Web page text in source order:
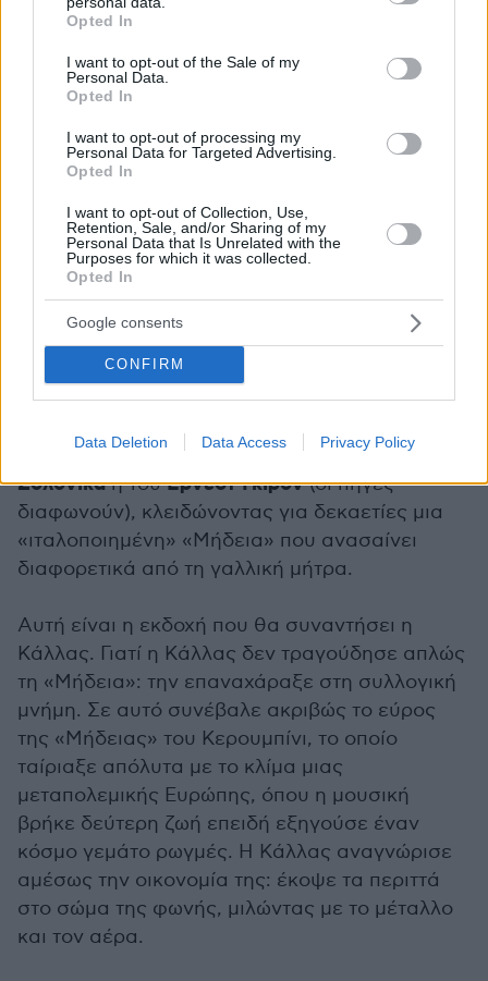
grant or deny consent to Google and its third-party tags to
use your data for below specified purposes in below Google
consent section.
Opted In
I want to opt-out of the Sale of my
Personal Data.
Opted In
I want to opt-out of processing my
Personal Data for Targeted Advertising.
Opted In
I want to opt-out of Collection, Use,
Retention, Sale, and/or Sharing of my
Personal Data that Is Unrelated with the
Purposes for which it was collected.
Opted In
Google consents
CONFIRM
Data Deletion Data Access Privacy Policy
κάθε εποχή έχει τη δική της «Μήδεια».
Κι όμως, για να καταλάβεις το τώρα, πρέπει να
αιώνα οΛουίτζι Κερουμπίνιγράφει τη
«Μήδεια» (Médée) στα γαλλικά, ένα έργο-
πρόδρομη δραματική όπερα με εκτενές
λιμπρέτο. Για περισσότερο από έναν αιώνα το
έργο ακολουθεί μια λαβυρινθώδη διαδρομή:
μεταφράσεις, περικοπές, προσαρμογές. Η
περίφημη ιταλική εκδοχή του 1909 από τον
Κάρλο Τζανφράνκο/Λάτσι
στον Φραντσέσκο Λουτσιάνο ή στον Ερνέστο
στίχους με ρετσιτατίβα τουΦραντσέσκο
Σολόνικαή τουΕρνέστ Γκιρόν(οι πηγές
διαφωνούν), κλειδώνοντας για δεκαετίες μια
«ιταλοποιημένη» «Μήδεια» που ανασαίνει
διαφορετικά από τη γαλλική μήτρα.
Αυτή είναι η εκδοχή που θα συναντήσει η
Κάλλας. Γιατί η Κάλλας δεν τραγούδησε απλώς
τη «Μήδεια»: την επαναχάραξε στη συλλογική
μνήμη. Σε αυτό συνέβαλε ακριβώς το εύρος
της «Μήδειας» του Κερουμπίνι, το οποίο
ταίριαξε απόλυτα με το κλίμα μιας
μεταπολεμικής Ευρώπης, όπου η μουσική
βρήκε δεύτερη ζωή επειδή εξηγούσε έναν
κόσμο γεμάτο ρωγμές. Η Κάλλας αναγνώρισε
αμέσως την οικονομία της: έκοψε τα περιττά
στο σώμα της φωνής, μιλώντας με το μέταλλο
και τον αέρα.